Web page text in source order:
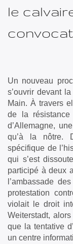
le
Un nouveau
s’ouvrir devant
Main. À travers
de la résistance
d’Allemagne,
qu’à la nôtre.
spécifique de
qui s’est
participé à deux
l’ambassade
protestation
violait le droit
Weiterstadt,
que la tentative
un centre